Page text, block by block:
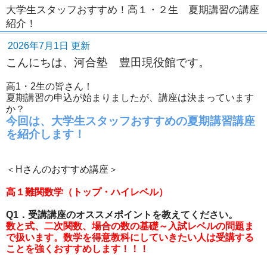
大学生スタッフおすすめ！高１・２生 夏期講習の講座
紹介！
2026年7月1日 更新
こんにちは、河合塾 豊田現役館です。
高1・2生の皆さん！
夏期講習の申込が始まりましたが、講座は決まっています
か？
今回は、大学生スタッフおすすめの夏期講習講座
を紹介します！
＜Hさんのおすすめ講座＞
高１難関数学（トップ・ハイレベル）
Q1．受講講座のオススメポイントを教えてください。
数と式、二次関数、場合の数の基礎～入試レベルの問題ま
で扱います。数学を得意教科にしていきたい人は受講する
ことを強くおすすめします！！！